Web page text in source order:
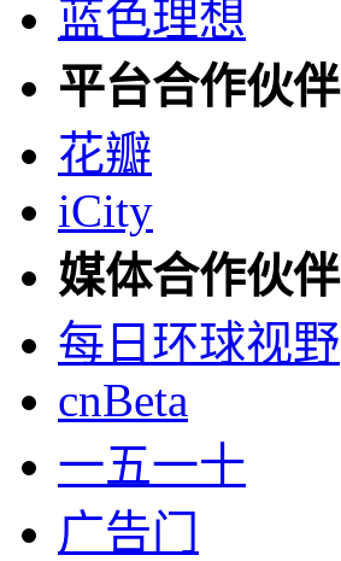
蓝色理想
平台合作伙伴
花瓣
iCity
媒体合作伙伴
每日环球视野
cnBeta
一五一十
广告门